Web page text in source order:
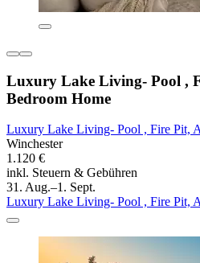
Luxury Lake Living- Pool ,
Bedroom Home
Luxury Lake Living- Pool , Fire Pit,
Winchester
1.120 €
inkl. Steuern & Gebühren
31. Aug.–1. Sept.
Luxury Lake Living- Pool , Fire Pit,